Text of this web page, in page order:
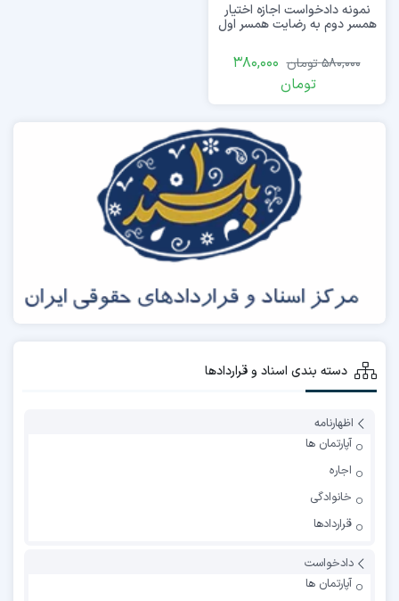
نمونه دادخواست اجازه اختیار
همسر دوم به رضایت همسر اول
580,000تومان 380,000
تومان
دسته بندی اسناد و قراردادها
اظهارنامه
آپارتمان ها
اجاره
خانوادگی
قراردادها
دادخواست
آپارتمان ها